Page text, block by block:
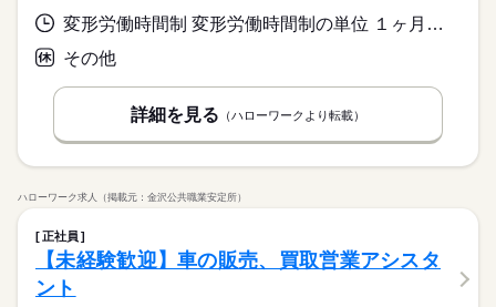
変形労働時間制 変形労働時間制の単位 １ヶ月単位 就業時間１ 10時00分〜19時00分 就業時間に関する特記事項 モールの営業時間に合わせる
その他
詳細を見る （ハローワークより転載）
ハローワーク求人（掲載元：金沢公共職業安定所）
正社員
【未経験歓迎】車の販売、買取営業アシスタ
ント